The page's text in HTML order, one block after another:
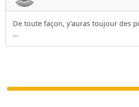
De toute façon, y'auras toujour des
...